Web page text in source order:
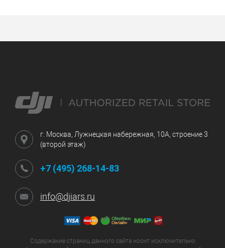
г. Москва, Лужнецкая набережная, 10А, строение 3
(второй этаж)
+7 (495) 268-14-83
info@djiars.ru
Содержание страниц данного сайта носит исключительно